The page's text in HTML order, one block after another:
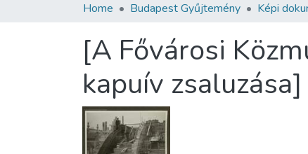
Home Budapest Gyűjtemény Képi
[A Fővárosi
kapuív